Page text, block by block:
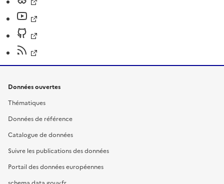
Données ouvertes
Thématiques
Données de référence
Catalogue de données
Suivre les publications des données
Portail des données européennes